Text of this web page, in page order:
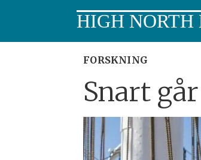
HIGH NORTH
FORSKNING
Snart